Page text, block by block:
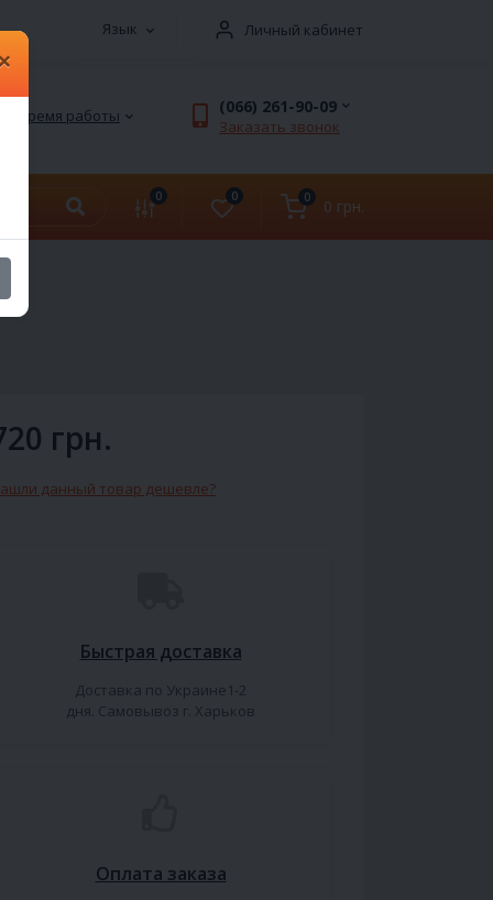
Язык Личный кабинет
Время работы (066) 261-90-09
Заказать звонок
0 0 0 0 грн.
грн.
данный товар дешевле?
Быстрая доставка
Доставка по Украине1-2
дня. Самовывоз г. Харьков
Оплата заказа